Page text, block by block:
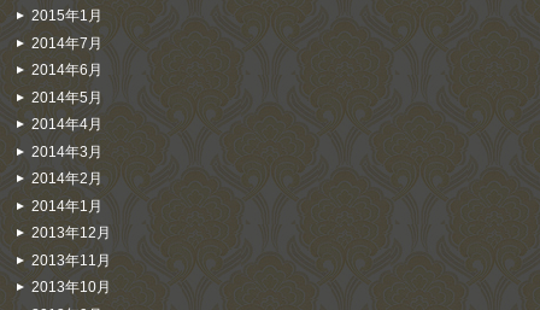
2015年1月
2014年7月
2014年6月
2014年5月
2014年4月
2014年3月
2014年2月
2014年1月
2013年12月
2013年11月
2013年10月